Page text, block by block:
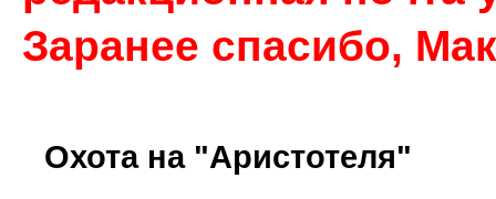
Заранее спасибо,
Охота на "Аристотеля"